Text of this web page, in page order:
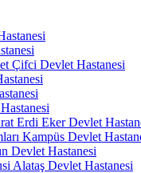
Çifci Devlet Hastanesi
Erdi Eker Devlet
Kampüs Devlet
Devlet Hastanesi
Alataş Devlet Hastanesi